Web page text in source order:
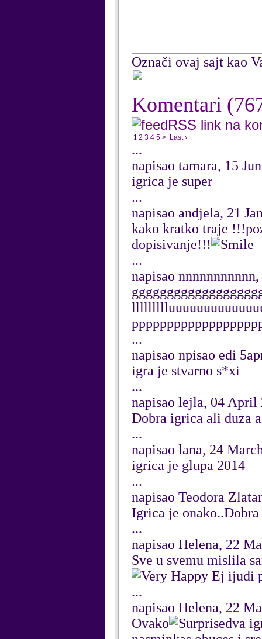
Označi ovaj sajt kao
Komentari
RSS link na
1 2 3 4 5 > Last ›
...
napisao tamara, 15
igrica je super
...
napisao andjela, 21
kako kratko traje
dopisivanje!!!
...
napisao
...
napisao npisao edi
igra je stvarno s*xi
...
napisao lejla, 04 April
Dobra igrica ali duza
...
napisao lana, 24
igrica je glupa 2014
...
napisao Teodora
Igrica je
...
napisao Helena, 22
Sve u svemu mislila
Ej ijudi
...
napisao Helena, 22
Ovako
va